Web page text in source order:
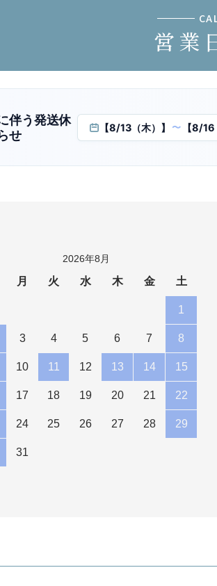
営業
伴う発送休
せ
【8/13（木）】 〜 【8/16
2026年8月
月 火 水 木 金 土
1
3 4 5 6 7 8
10 11 12 13 14 15
17 18 19 20 21 22
24 25 26 27 28 29
31